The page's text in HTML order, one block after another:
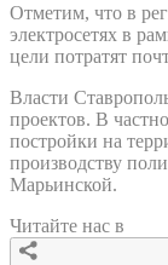
Отметим, что в
электросетях в
цели потратят
Власти
проектов. В
постройки на
производству
Марьинской.
Читайте нас в